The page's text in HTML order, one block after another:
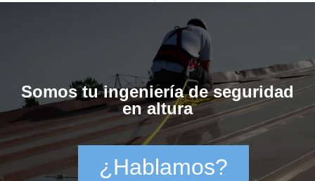
Somos tu ingeniería de seguridad
en altura
¿Hablamos?